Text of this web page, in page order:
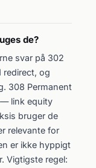
de?
svar på 302
redirect, og
308 Permanent
— link equity
bruger de
relevante for
er ikke hyppigt
Vigtigste regel: